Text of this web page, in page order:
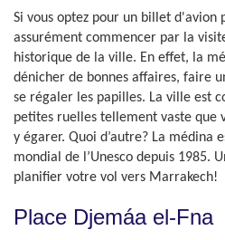
Si vous optez pour un billet d'avion
assurément commencer par la
historique de la ville. En effet, la
dénicher de bonnes affaires, faire
se régaler les papilles. La ville est
petites ruelles tellement vaste que
y égarer. Quoi d’autre? La médina
mondial de l’Unesco depuis 1985.
planifier votre vol vers Marrakech!
Place Djemáa el-Fna